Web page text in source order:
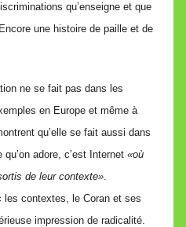
qu’enseigne et que
une histoire de paille et de
ne se fait pas dans les
en Europe et même à
qu’elle se fait aussi dans
adore, c’est Internet «où
de leur contexte»
les contextes, le Coran et ses
impression de radicalité.